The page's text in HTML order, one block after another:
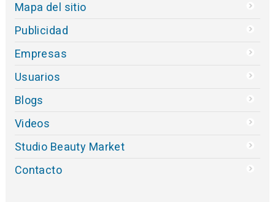
Mapa del sitio
Publicidad
Empresas
Usuarios
Blogs
Videos
Studio Beauty Market
Contacto